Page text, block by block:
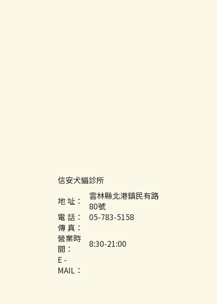
信安犬貓診所
地 址：
雲林縣北港鎮民有路
80號
電 話：
05-783-5158
傳 真：
營業時
間：
8:30-21:00
E -
MAIL：